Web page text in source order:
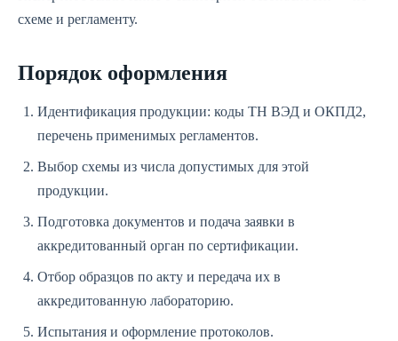
схеме и регламенту.
Порядок оформления
Идентификация продукции: коды ТН ВЭД и ОКПД2,
перечень применимых регламентов.
Выбор схемы из числа допустимых для этой
продукции.
Подготовка документов и подача заявки в
аккредитованный орган по сертификации.
Отбор образцов по акту и передача их в
аккредитованную лабораторию.
Испытания и оформление протоколов.